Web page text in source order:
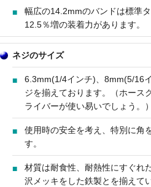
幅広の14.2mmのバンドは標準
12.5％増の装着力があります。
ネジのサイズ
6.3mm(1/4インチ)、8mm(5/16
ジを揃えております。（ホース
ライバーが使い易いでしょう。）
使用時の安全を考え、特別に角
す。
材質は耐食性、耐熱性にすぐれ
沢メッキをした鉄製とを揃えて